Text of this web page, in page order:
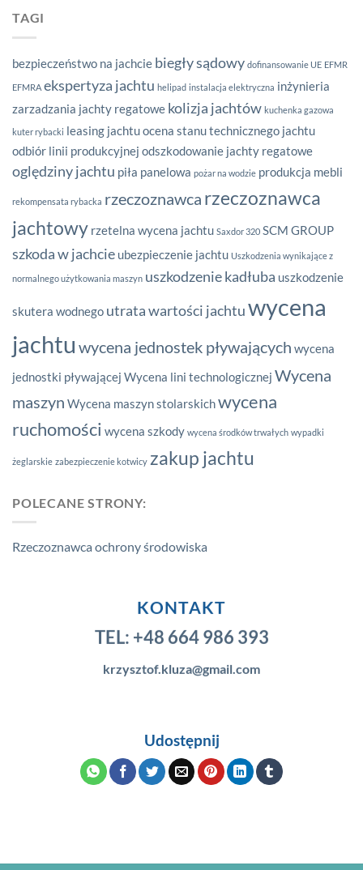
TAGI
bezpieczeństwo na jachcie biegły sądowy dofinansowanie UE EFMR
EFMRA ekspertyza jachtu helipad instalacja elektryczna inżynieria
zarzadzania jachty regatowe kolizja jachtów kuchenka gazowa
kuter rybacki leasing jachtuocena stanu technicznego jachtu
odbiór linii produkcyjnej odszkodowanie jachty regatowe
oględziny jachtu piła panelowa pożar na wodzie produkcja mebli
rekompensata rybacka rzeczoznawca rzeczoznawca
jachtowy rzetelna wycena jachtu Saxdor 320 SCM GROUP
szkoda w jachcie ubezpieczenie jachtu Uszkodzenia wynikające z
normalnego użytkowania maszyn uszkodzenie kadłuba uszkodzenie
skutera wodnego utrata wartości jachtuwycena
jachtu wycena jednostek pływających wycena
jednostki pływającej Wycena lini technologicznej Wycena
maszyn Wycena maszyn stolarskichwycena
ruchomości wycena szkody wycena środków trwałych wypadki
żeglarskie zabezpieczenie kotwicy zakup jachtu
POLECANE STRONY:
Rzeczoznawca ochrony środowiska
KONTAKT
TEL: +48 664 986 393
krzysztof.kluza@gmail.com
Udostępnij